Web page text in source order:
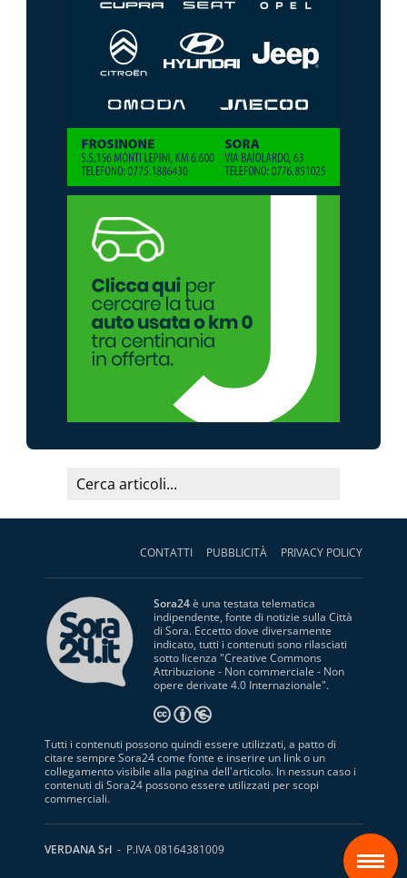
CONTATTI PUBBLICITÀ PRIVACY POLICY
Sora24è una testata telematica
indipendente, fonte di notizie sulla Città
di Sora. Eccetto dove diversamente
indicato, tutti i contenuti sono rilasciati
sotto licenza "Creative Commons
Attribuzione - Non commerciale - Non
opere derivate 4.0 Internazionale".
Tutti i contenuti possono quindi essere utilizzati, a patto di
citare sempre Sora24 come fonte e inserire un link o un
collegamento visibile alla pagina dell'articolo. In nessun caso i
contenuti di Sora24 possono essere utilizzati per scopi
commerciali.
VERDANA Srl - P.IVA 08164381009